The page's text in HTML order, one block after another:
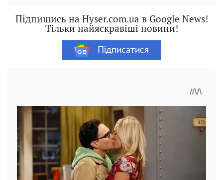
Підпишись на Hyser.com.ua в Google News!
Тільки найяскравіші новини!
Підписатися